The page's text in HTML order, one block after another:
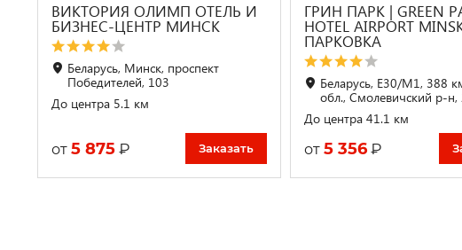
ВИКТОРИЯ ОЛИМП ОТЕЛЬ И
БИЗНЕС-ЦЕНТР МИНСК
Беларусь, Минск, проспект
Победителей, 103
До центра 5.1 км
от 5 875 ₽ Заказать
ГРИН ПАРК | GREEN
HOTEL AIRPORT
ПАРКОВКА
Беларусь, E30/M1, 388
обл., Смолевичский р-н,
До центра 41.1 км
от5 356 ₽